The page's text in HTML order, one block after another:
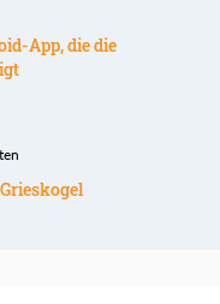
App, die die